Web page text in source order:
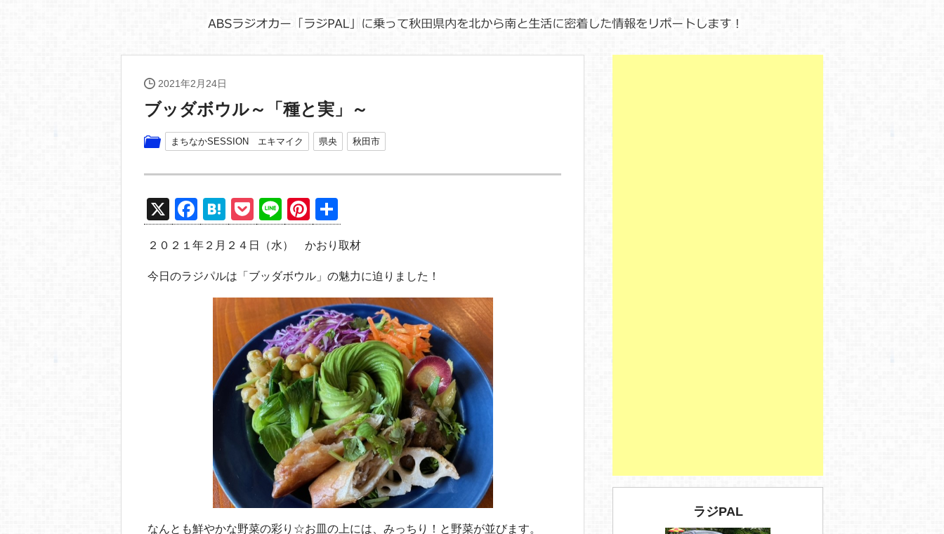
2021年2月24日
ブッダボウル～「種と実」～
まちなかSESSION エキマイク 県央 秋田市
X
F
a
c
e
H
at
e
n
a
P
o
ck
et
Li
n
e
Pi
nt
er
e
st
有
２０２１年２月２４日（水） かおり取材
今日のラジパルは「ブッダボウル」の魅力に迫りました！
なんとも鮮やかな野菜の彩り☆お皿の上には、みっちり！と野菜が並びます。
ラジPAL